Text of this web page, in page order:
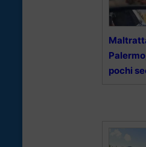
pochi